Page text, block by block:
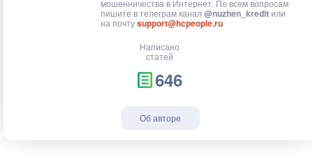
мошенничества в Интернет. По всем вопросам
пишите в телеграм канал @nuzhen_kredit или
на почтуsupport@hcpeople.ru
Написано
статей
646
Об авторе